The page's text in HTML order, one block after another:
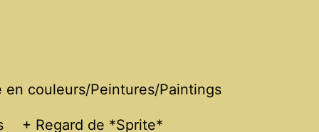
en couleurs/Peintures/Paintings
+ Regard de *Sprite*